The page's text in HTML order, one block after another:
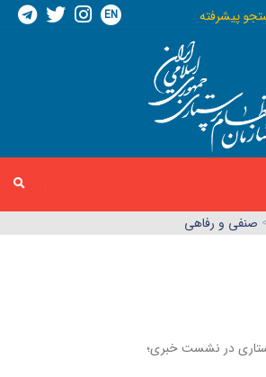
پیشرفته EN
صنفی و رفاهی
در نشست خبری؛